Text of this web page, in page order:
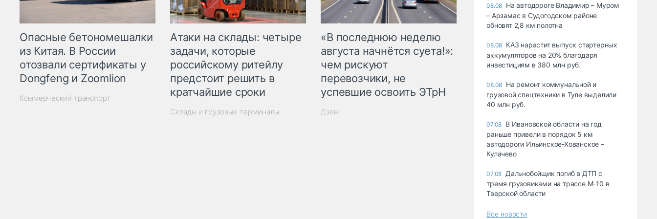
Опасные бетономешалки
из Китая. В России
отозвали сертификаты у
Dongfeng и Zoomlion
Коммерческий транспорт
Атаки на склады: четыре
задачи, которые
российскому ритейлу
предстоит решить в
кратчайшие сроки
Склады и грузовые терминалы
«В последнюю неделю
августа начнётся суета!»:
чем рискуют
перевозчики, не
успевшие освоить ЭТрН
Дзен
08.08 На автодороге Владимир – Муром
– Арзамас в Судогодском районе
обновят 2,8 км полотна
08.08 КАЗ нарастит выпуск стартерных
аккумуляторов на 20% благодаря
инвестициям в 380 млн руб.
08.08 На ремонт коммунальной и
грузовой спецтехники в Туле выделили
40 млн руб.
07.08 В Ивановской области на год
раньше привели в порядок 5 км
автодороги Ильинское-Хованское –
Кулачево
07.08 Дальнобойщик погиб в ДТП с
тремя грузовиками на трассе М-10 в
Тверской области
Все новости